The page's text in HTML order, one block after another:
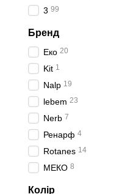
3 99
Бренд
Еко 20
Kit 1
Nalp 19
lebem 23
Nerb 7
Ренарф 4
Rotanes 14
МЕКО 8
Колір